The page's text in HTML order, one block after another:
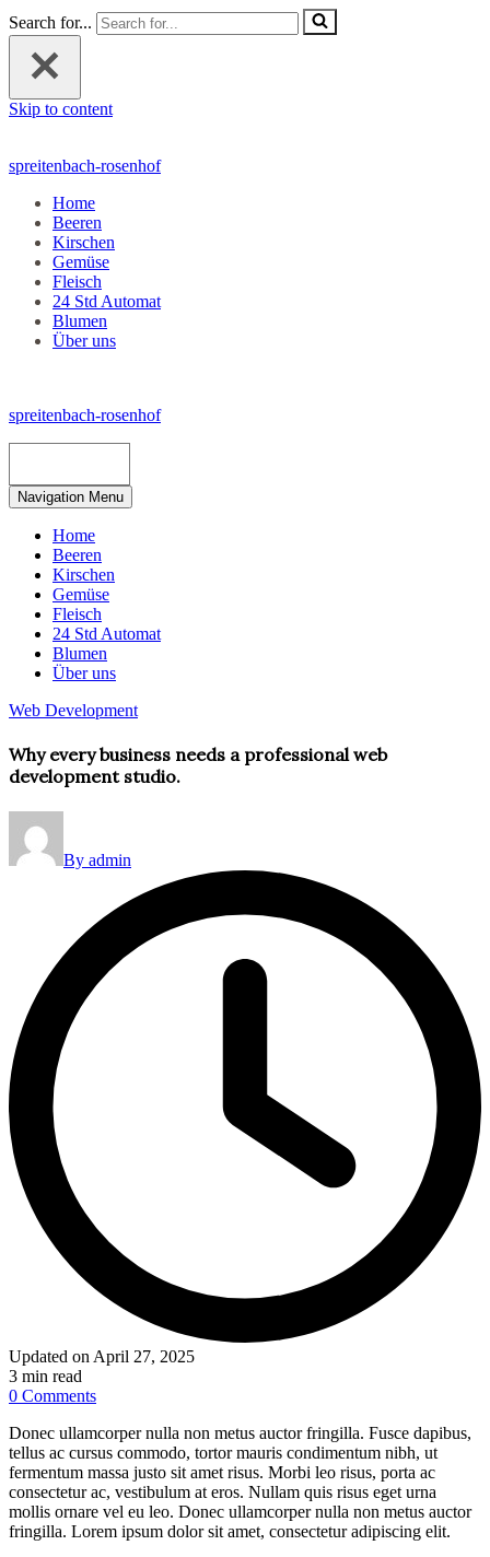
Search for...
Skip to content
spreitenbach-rosenhof
Home
Beeren
Kirschen
Gemüse
Fleisch
24 Std Automat
Blumen
Über uns
spreitenbach-rosenhof
Navigation Menu
Home
Beeren
Kirschen
Gemüse
Fleisch
24 Std Automat
Blumen
Über uns
Web Development
Why every business needs a professional web
development studio.
By admin
Updated on April 27, 2025
3 min read
0 Comments
Donec ullamcorper nulla non metus auctor fringilla. Fusce dapibus,
tellus ac cursus commodo, tortor mauris condimentum nibh, ut
fermentum massa justo sit amet risus. Morbi leo risus, porta ac
consectetur ac, vestibulum at eros. Nullam quis risus eget urna
mollis ornare vel eu leo. Donec ullamcorper nulla non metus auctor
fringilla. Lorem ipsum dolor sit amet, consectetur adipiscing elit.